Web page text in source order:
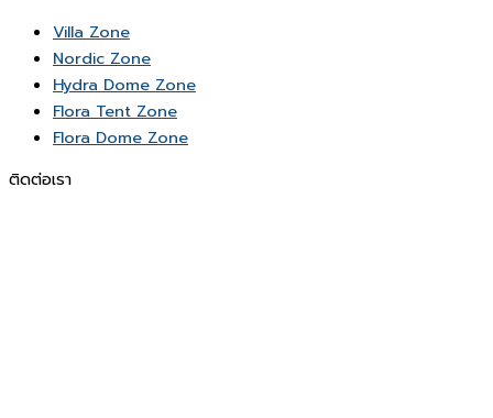
Villa Zone
Nordic Zone
Hydra Dome Zone
Flora Tent Zone
Flora Dome Zone
ติดต่อเรา